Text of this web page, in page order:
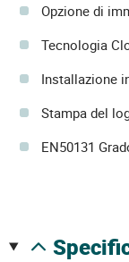
Opzione di
Tecnologia
Installazione
Stampa del
EN50131